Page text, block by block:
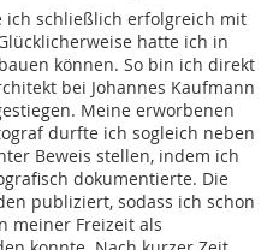
ich schließlich erfolgreich mit
hatte ich in
können. So bin ich direkt
bei Johannes Kaufmann
Meine erworbenen
durfte ich sogleich neben
Beweis stellen, indem ich
dokumentierte. Die
publiziert, sodass ich schon
meiner Freizeit als